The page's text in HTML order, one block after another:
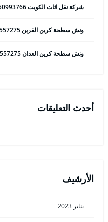
شركة نقل اثاث الكويت 50993766 هاف لوري وانيت نقل عفش
ونش سطحة كرين القرين 65557275 ونش سحب وانقاذ سيارات
ونش سطحة كرين العدان 65557275 ونش سحب وانقاذ سيارات
أحدث التعليقات
الأرشيف
يناير 2023